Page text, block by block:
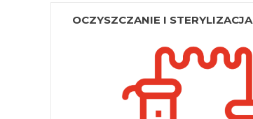
OCZYSZCZANIE I STERYLIZACJA
Systemy oczyszczania wody
Woda demineralizowana